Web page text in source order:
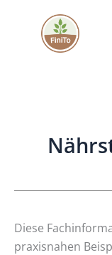
springen
Diese
praxisnahen
Gelten
die